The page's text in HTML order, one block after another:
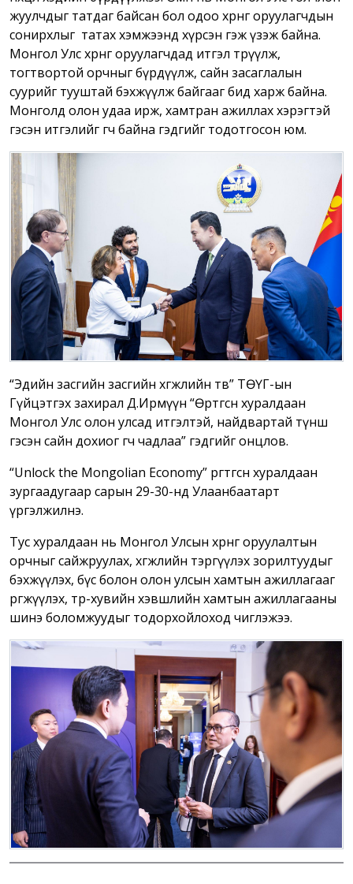
жуулчдыг татдаг байсан бол одоо хөрөнгө оруулагчдын
сонирхлыг татах хэмжээнд хүрсэн гэж үзэж байна.
Монгол Улс хөрөнгө оруулагчдад итгэл төрүүлж,
тогтвортой орчныг бүрдүүлж, сайн засаглалын
суурийг тууштай бэхжүүлж байгааг бид харж байна.
Монголд олон удаа ирж, хамтран ажиллах хэрэгтэй
гэсэн итгэлийг өгч байна гэдгийг тодотгосон юм.
“Эдийн засгийн засгийн хөгжлийн төв” ТӨҮГ-ын
Гүйцэтгэх захирал Д.Ирмүүн “Өртгөсөн хуралдаан
Монгол Улс олон улсад итгэлтэй, найдвартай түнш
гэсэн сайн дохиог өгч чадлаа” гэдгийг онцлов.
“Unlock the Mongolian Economy” өргөтгөсөн хуралдаан
зургаадугаар сарын 29-30-нд Улаанбаатарт
үргэлжилнэ.
Тус хуралдаан нь Монгол Улсын хөрөнгө оруулалтын
орчныг сайжруулах, хөгжлийн тэргүүлэх зорилтуудыг
бэхжүүлэх, бүс болон олон улсын хамтын ажиллагааг
өргөжүүлэх, төр-хувийн хэвшлийн хамтын ажиллагааны
шинэ боломжуудыг тодорхойлоход чиглэжээ.